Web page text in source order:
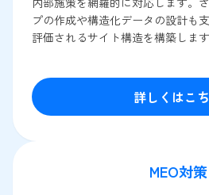
プの作成や構造化データの設計も
評価されるサイト構造を構築します
詳しくはこ
MEO対策